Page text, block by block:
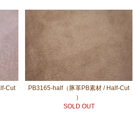
Cut
PB3165-half（豚革PB素材 / Half-Cut
）
SOLD OUT